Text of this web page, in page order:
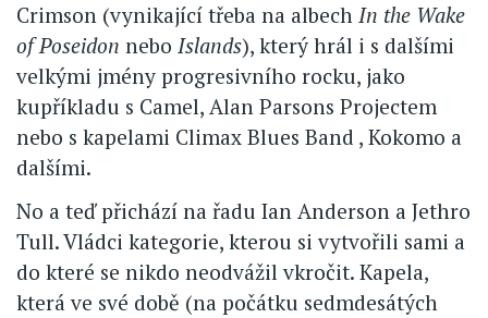
Crimson (vynikající třeba na albech In the Wake
of Poseidon nebo Islands), který hrál i s dalšími
velkými jmény progresivního rocku, jako
kupříkladu s Camel, Alan Parsons Projectem
nebo s kapelami Climax Blues Band , Kokomo a
dalšími.
No a teď přichází na řadu Ian Anderson a Jethro
Tull. Vládci kategorie, kterou si vytvořili sami a
do které se nikdo neodvážil vkročit. Kapela,
která ve své době (na počátku sedmdesátých